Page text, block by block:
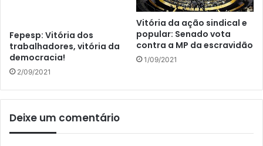
Fepesp: Vitória dos
trabalhadores, vitória da
democracia!
2/09/2021
Vitória da ação sindical e
popular: Senado vota
contra a MP da escravidão
1/09/2021
Deixe um comentário